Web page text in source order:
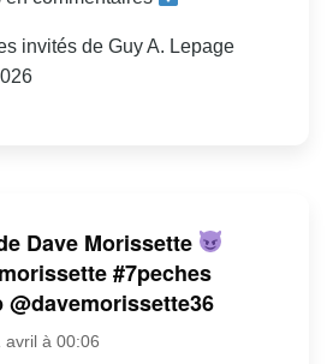
invités de Guy A. Lepage
Dave Morissette
#7peches
@davemorissette36
avril à 00:06